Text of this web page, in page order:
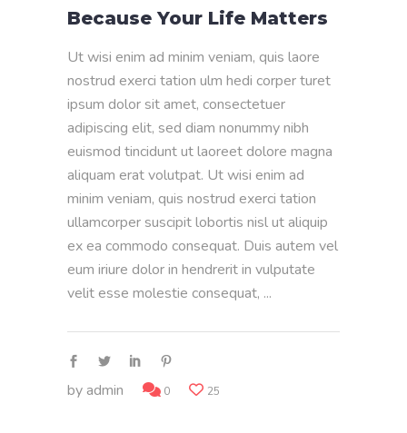
Because Your Life Matters
Ut wisi enim ad minim veniam, quis laore
nostrud exerci tation ulm hedi corper turet
ipsum dolor sit amet, consectetuer
adipiscing elit, sed diam nonummy nibh
euismod tincidunt ut laoreet dolore magna
aliquam erat volutpat. Ut wisi enim ad
minim veniam, quis nostrud exerci tation
ullamcorper suscipit lobortis nisl ut aliquip
ex ea commodo consequat. Duis autem vel
eum iriure dolor in hendrerit in vulputate
velit esse molestie consequat,
byadmin 0 25